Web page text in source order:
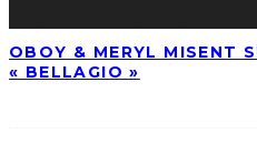
OBOY & MERYL MISENT
« BELLAGIO »